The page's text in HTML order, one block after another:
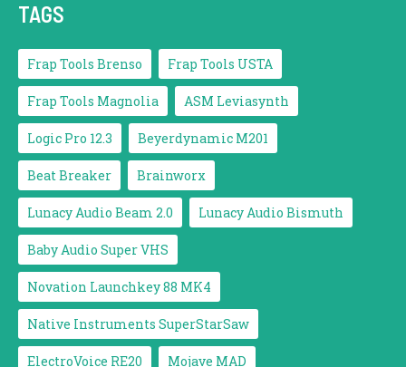
TAGS
Frap Tools Brenso Frap Tools USTA
Frap Tools Magnolia ASM Leviasynth
Logic Pro 12.3 Beyerdynamic M201
Beat Breaker Brainworx
Lunacy Audio Beam 2.0 Lunacy Audio Bismuth
Baby Audio Super VHS
Novation Launchkey 88 MK4
Native Instruments SuperStarSaw
ElectroVoice RE20 Mojave MAD